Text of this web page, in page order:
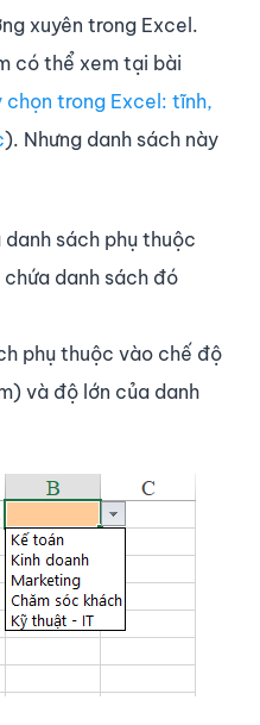
xuyên trong Excel.
có thể xem tại bài
trong Excel: tĩnh,
). Nhưng danh sách này
sách phụ thuộc
danh sách đó
phụ thuộc vào chế độ
và độ lớn của danh